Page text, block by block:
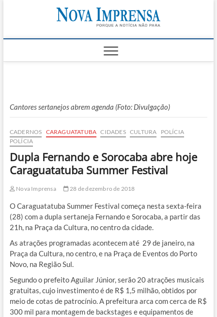
SÃO SEBASTIÃO,
Cantores sertanejos abrem agenda (Foto: Divulgação)
CADERNOS CARAGUATATUBA CIDADES CULTURA
POLÍCIA
POLÍCIA
Dupla Fernando e Sorocaba abre hoje
Caraguatatuba Summer Festival
Nova Imprensa 28 de dezembro de 2018
O Caraguatatuba Summer Festival começa nesta sexta-feira
(28) com a dupla sertaneja Fernando e Sorocaba, a partir das
21h, na Praça da Cultura, no centro da cidade.
As atrações programadas acontecem até 29 de janeiro, na
Praça da Cultura, no centro, e na Praça de Eventos do Porto
Novo, na Região Sul.
Segundo o prefeito Aguilar Júnior, serão 20 atrações musicais
gratuitas, cujo investimento é de R$ 1,5 milhão, obtidos por
meio de cotas de patrocínio. A prefeitura arca com cerca de R$
300 mil para montagem de backstages e equipamentos de